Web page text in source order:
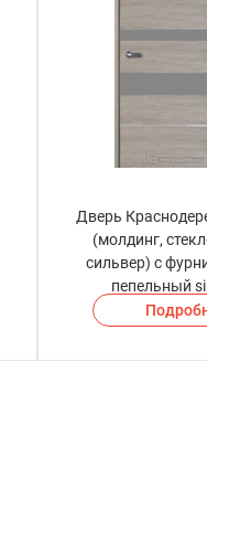
Дверь
(молдинг, стекло
сильвер) с
пепельный
Подробнее